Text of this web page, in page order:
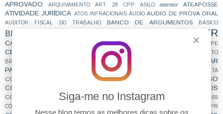
✕
Siga-me no Instagram
Nesse blog temos as melhores dicas sobre os
APROVADO ARQUIVAMENTO ART. 28 CPP ASILO assessor ATEAPOSSE
ATIVIDADE JURÍDICA ATOS INFRACIONAIS ÁUDIO AUDIO DE PROVA ORAL
AUDITOR FISCAL DO TRABALHO BANCO DE ARGUMENTOS BÁSICO
BIBLIOGRAFIA CAIU E VAI CAIR
CARREIRAS CARREIRAS JURÍDICAS CEBRASPE
CESPE CNMP COACH COACHING
CÓDIGO DE TRÂNSITO
BRASILEIRO
COMBATE À CORRUPÇÃO
COMO SE PREPARAR
PARA CONCURSOS
COMPROMISSO DE AJUSTAMENTO DE CONDUTA
CONCENTRAÇÃO CONCURFRIENDS CONCURSEIROS
CONCURSO
CONCURSO PÚBLICO
CONCURSOS FUTUROS
CONCURSOS NÍVEL HARD CONTRATAÇÃO TEMPORÁRIA
CONVENÇÃO 169
COOPERAÇÃO INTERNACIONAL
CPR